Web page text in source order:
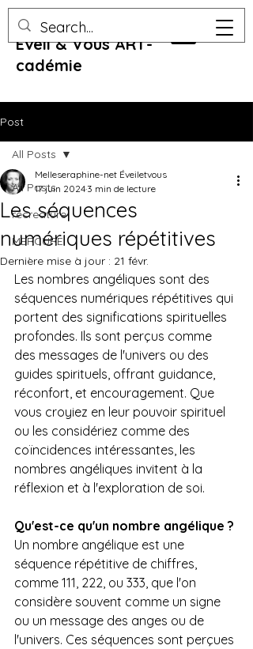
Eveil & Vous ART-
cadémie
Post
All Posts
recreature
MERCURE
All Posts
Les séquences
numériques répétitives
Melleseraphine-net Éveiletvous
17 juin 2024 3 min de lecture
Dernière mise à jour : 21 févr.
Les nombres angéliques sont des
séquences numériques répétitives qui
portent des significations spirituelles
profondes. Ils sont perçus comme
des messages de l'univers ou des
guides spirituels, offrant guidance,
réconfort, et encouragement. Que
vous croyiez en leur pouvoir spirituel
ou les considériez comme des
coïncidences intéressantes, les
nombres angéliques invitent à la
réflexion et à l'exploration de soi.
Qu'est-ce qu'un nombre angélique ?
Un nombre angélique est une
séquence répétitive de chiffres,
comme 111, 222, ou 333, que l'on
considère souvent comme un signe
ou un message des anges ou de
l'univers. Ces séquences sont perçues